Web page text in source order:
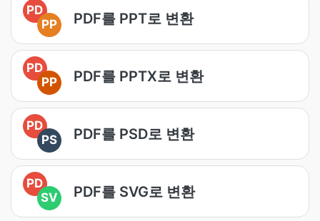
PD
PP
PDF를 PPT로 변환
PD
PP
PDF를 PPTX로 변환
PD
PS
PDF를 PSD로 변환
PD
SV
PDF를 SVG로 변환